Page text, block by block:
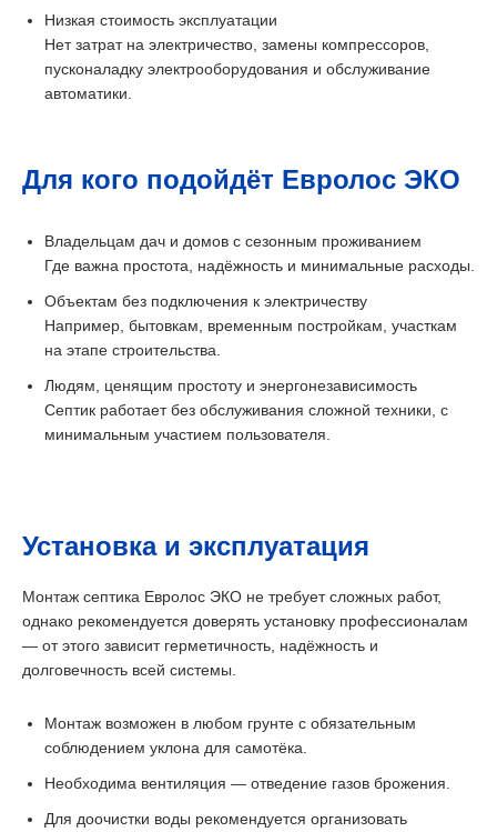
Низкая стоимость эксплуатации
Нет затрат на электричество, замены компрессоров,
пусконаладку электрооборудования и обслуживание
автоматики.
Для кого подойдёт Евролос ЭКО
Владельцам дач и домов с сезонным проживанием
Где важна простота, надёжность и минимальные расходы.
Объектам без подключения к электричеству
Например, бытовкам, временным постройкам, участкам
на этапе строительства.
Людям, ценящим простоту и энергонезависимость
Септик работает без обслуживания сложной техники, с
минимальным участием пользователя.
Установка и эксплуатация
Монтаж септика Евролос ЭКО не требует сложных работ,
однако рекомендуется доверять установку профессионалам
— от этого зависит герметичность, надёжность и
долговечность всей системы.
Монтаж возможен в любом грунте с обязательным
соблюдением уклона для самотёка.
Необходима вентиляция — отведение газов брожения.
Для доочистки воды рекомендуется организовать